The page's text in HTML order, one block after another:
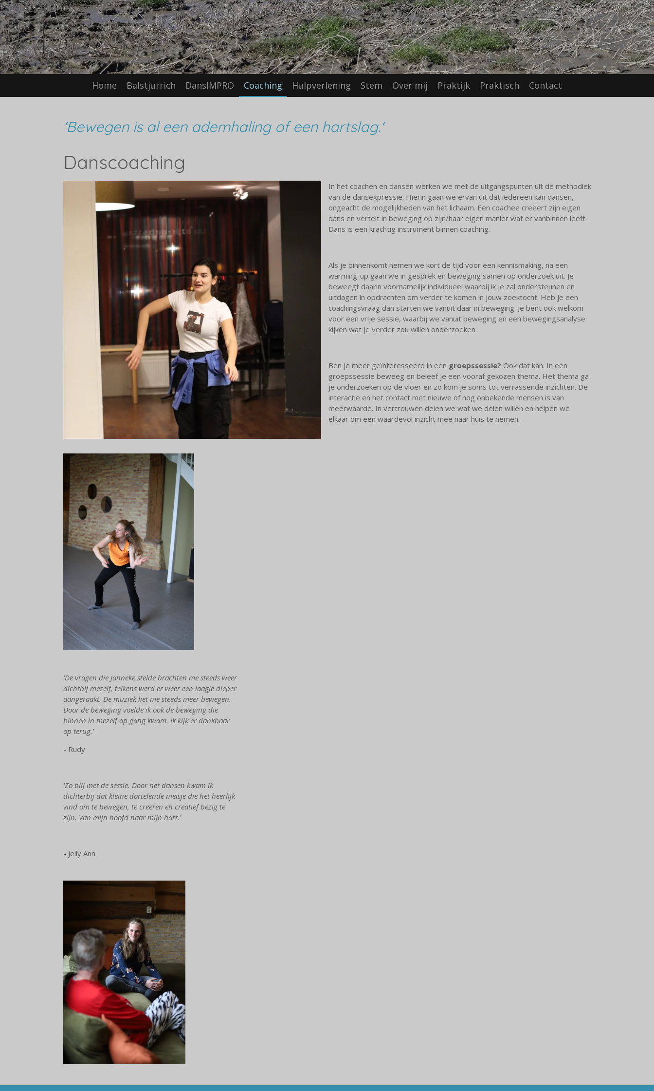
Home Balstjurrich DansIMPRO Coaching Hulpverlening Stem Over mij Praktijk Praktisch Contact
'Bewegen is al een ademhaling of een hartslag.'
Danscoaching
In het coachen en dansen werken we met de uitgangspunten uit de methodiek
van de dansexpressie. Hierin gaan we ervan uit dat iedereen kan dansen,
ongeacht de mogelijkheden van het lichaam. Een coachee creëert zijn eigen
dans en vertelt in beweging op zijn/haar eigen manier wat er vanbinnen leeft.
Dans is een krachtig instrument binnen coaching.
Als je binnenkomt nemen we kort de tijd voor een kennismaking, na een
warming-up gaan we in gesprek en beweging samen op onderzoek uit. Je
beweegt daarin voornamelijk individueel waarbij ik je zal ondersteunen en
uitdagen in opdrachten om verder te komen in jouw zoektocht. Heb je een
coachingsvraag dan starten we vanuit daar in beweging. Je bent ook welkom
voor een vrije sessie, waarbij we vanuit beweging en een bewegingsanalyse
kijken wat je verder zou willen onderzoeken.
Ben je meer geïnteresseerd in een groepssessie? Ook dat kan. In een
groepssessie beweeg en beleef je een vooraf gekozen thema. Het thema ga
je onderzoeken op de vloer en zo kom je soms tot verrassende inzichten. De
interactie en het contact met nieuwe of nog onbekende mensen is van
meerwaarde. In vertrouwen delen we wat we delen willen en helpen we
elkaar om een waardevol inzicht mee naar huis te nemen.
'De vragen die Janneke stelde brachten me steeds weer
dichtbij mezelf, telkens werd er weer een laagje dieper
aangeraakt. De muziek liet me steeds meer bewegen.
Door de beweging voelde ik ook de beweging die
binnen in mezelf op gang kwam. Ik kijk er dankbaar
op terug.'
- Rudy
'Zo blij met de sessie. Door het dansen kwam ik
dichterbij dat kleine dartelende meisje die het heerlijk
vind om te bewegen, te creëren en creatief bezig te
zijn. Van mijn hoofd naar mijn hart.'
- Jelly Ann